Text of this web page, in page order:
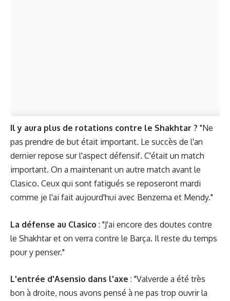
Il y aura plus de rotations contre le Shakhtar ? "Ne
pas prendre de but était important. Le succès de l'an
dernier repose sur l'aspect défensif. C'était un match
important. On a maintenant un autre match avant le
Clasico. Ceux qui sont fatigués se reposeront mardi
comme je l'ai fait aujourd'hui avec Benzema et Mendy."
La défense au Clasico : "J'ai encore des doutes contre
le Shakhtar et on verra contre le Barça. Il reste du temps
pour y penser."
L'entrée d'Asensio dans l'axe : "Valverde a été très
bon à droite, nous avons pensé à ne pas trop ouvrir la